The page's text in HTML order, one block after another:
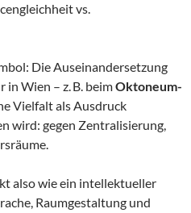
vs.
Die Auseinandersetzung
Wien – z. B. beimOktoneum-
Vielfalt als Ausdruck
wird: gegen Zentralisierung,
also wie ein intellektueller
Raumgestaltung und